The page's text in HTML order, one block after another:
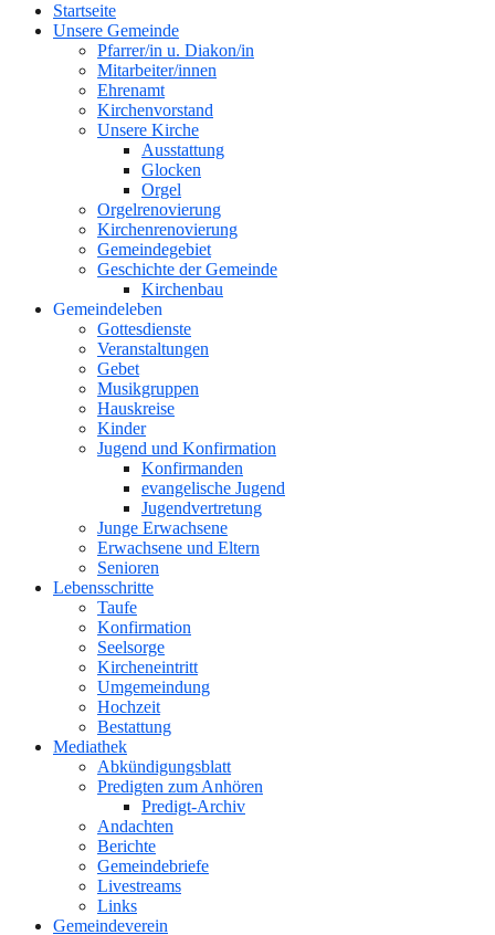
oben
Startseite
Unsere Gemeinde
Pfarrer/in u. Diakon/in
Mitarbeiter/innen
Ehrenamt
Kirchenvorstand
Unsere Kirche
Ausstattung
Glocken
Orgel
Orgelrenovierung
Kirchenrenovierung
Gemeindegebiet
Geschichte der Gemeinde
Kirchenbau
Gemeindeleben
Gottesdienste
Veranstaltungen
Gebet
Musikgruppen
Hauskreise
Kinder
Jugend und Konfirmation
Konfirmanden
evangelische Jugend
Jugendvertretung
Junge Erwachsene
Erwachsene und Eltern
Senioren
Lebensschritte
Taufe
Konfirmation
Seelsorge
Kircheneintritt
Umgemeindung
Hochzeit
Bestattung
Mediathek
Abkündigungsblatt
Predigten zum Anhören
Predigt-Archiv
Andachten
Berichte
Gemeindebriefe
Livestreams
Links
Gemeindeverein